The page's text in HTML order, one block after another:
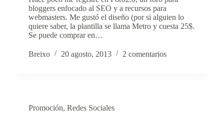
bloggers enfocado al SEO y a recursos para
webmasters. Me gustó el diseño (por si alguien lo
quiere saber, la plantilla se llama Metro y cuesta 25$.
Se puede comprar en…
Breixo 20 agosto, 2013 2 comentarios
Promoción, Redes Sociales